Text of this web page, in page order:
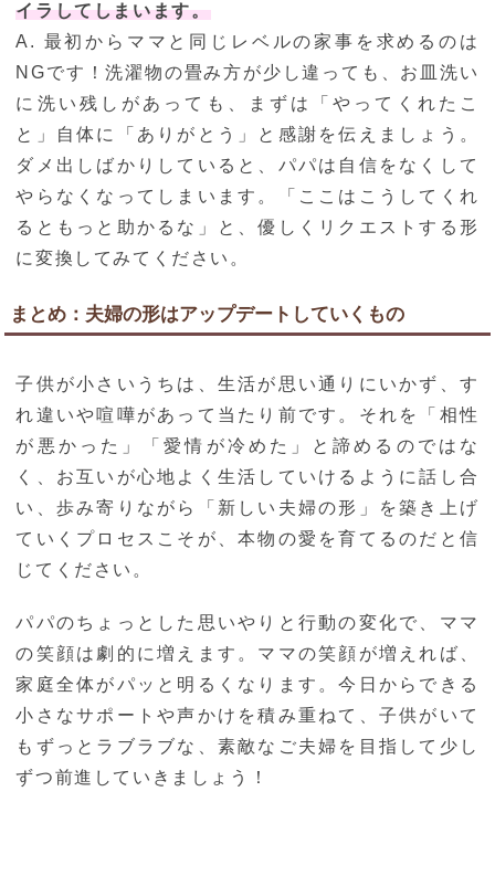
イラしてしまいます。
A. 最初からママと同じレベルの家事を求めるのは
NGです！洗濯物の畳み方が少し違っても、お皿洗い
に洗い残しがあっても、まずは「やってくれたこ
と」自体に「ありがとう」と感謝を伝えましょう。
ダメ出しばかりしていると、パパは自信をなくして
やらなくなってしまいます。「ここはこうしてくれ
るともっと助かるな」と、優しくリクエストする形
に変換してみてください。
まとめ：夫婦の形はアップデートしていくもの
子供が小さいうちは、生活が思い通りにいかず、す
れ違いや喧嘩があって当たり前です。それを「相性
が悪かった」「愛情が冷めた」と諦めるのではな
く、お互いが心地よく生活していけるように話し合
い、歩み寄りながら「新しい夫婦の形」を築き上げ
ていくプロセスこそが、本物の愛を育てるのだと信
じてください。
パパのちょっとした思いやりと行動の変化で、ママ
の笑顔は劇的に増えます。ママの笑顔が増えれば、
家庭全体がパッと明るくなります。今日からできる
小さなサポートや声かけを積み重ねて、子供がいて
もずっとラブラブな、素敵なご夫婦を目指して少し
ずつ前進していきましょう！